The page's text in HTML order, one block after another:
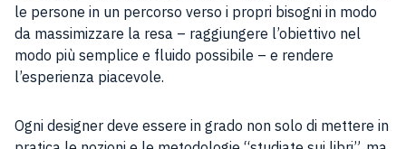
le persone in un percorso verso i propri bisogni in modo
da massimizzare la resa – raggiungere l’obiettivo nel
modo più semplice e fluido possibile – e rendere
l’esperienza piacevole.
Ogni designer deve essere in grado non solo di mettere in